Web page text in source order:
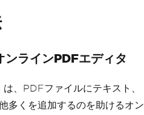
ラインPDFエディタ
は、PDFファイルにテキスト、
多くを追加するのを助けるオン